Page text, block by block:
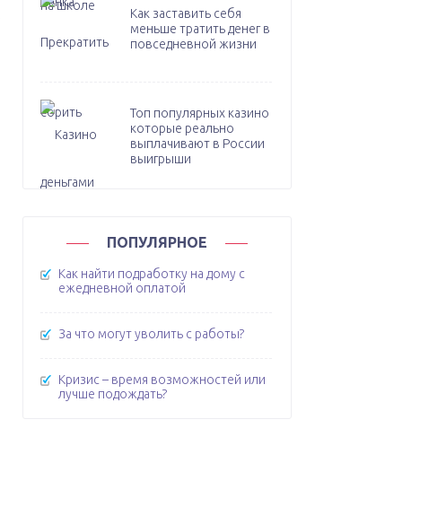
Как заставить себя
меньше тратить денег в
повседневной жизни
Топ популярных казино
которые реально
выплачивают в России
выигрыши
ПОПУЛЯРНОЕ
Как найти подработку на дому с
ежедневной оплатой
За что могут уволить с работы?
Кризис – время возможностей или
лучше подождать?